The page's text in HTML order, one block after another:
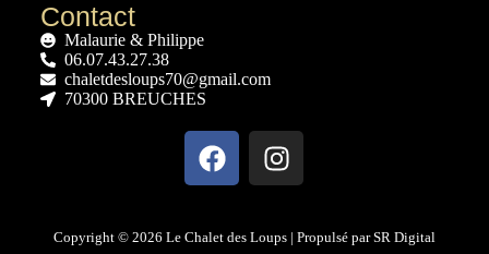
Contact
Malaurie & Philippe
06.07.43.27.38
chaletdesloups70@gmail.com
70300 BREUCHES
Copyright © 2026 Le Chalet des Loups | Propulsé par SR Digital